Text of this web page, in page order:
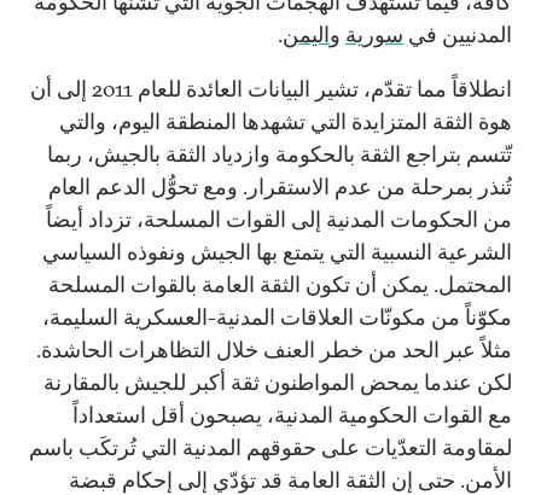
المدنيين في سورية واليمن.
انطلاقاً مما تقدّم، تشير البيانات العائدة للعام 2011 إلى أن
هوة الثقة المتزايدة التي تشهدها المنطقة اليوم، والتي
تّتسم بتراجع الثقة بالحكومة وازدياد الثقة بالجيش، ربما
تُنذر بمرحلة من عدم الاستقرار. ومع تحوُّل الدعم العام
من الحكومات المدنية إلى القوات المسلحة، تزداد أيضاً
الشرعية النسبية التي يتمتع بها الجيش ونفوذه السياسي
المحتمل. يمكن أن تكون الثقة العامة بالقوات المسلحة
مكوّناً من مكونّات العلاقات المدنية-العسكرية السليمة،
مثلاً عبر الحد من خطر العنف خلال التظاهرات الحاشدة.
لكن عندما يمحض المواطنون ثقة أكبر للجيش بالمقارنة
مع القوات الحكومية المدنية، يصبحون أقل استعداداً
لمقاومة التعدّيات على حقوقهم المدنية التي تُرتكَب باسم
الأمن. حتى إن الثقة العامة قد تؤدّي إلى إحكام قبضة